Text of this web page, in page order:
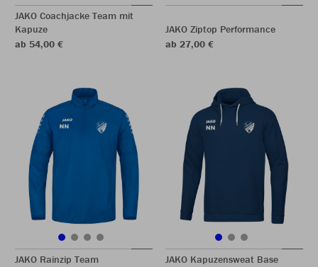
JAKO Coachjacke Team mit
Kapuze
ab 54,00 €
JAKO Ziptop Performance
ab 27,00 €
JAKO Rainzip Team
JAKO Kapuzensweat Base